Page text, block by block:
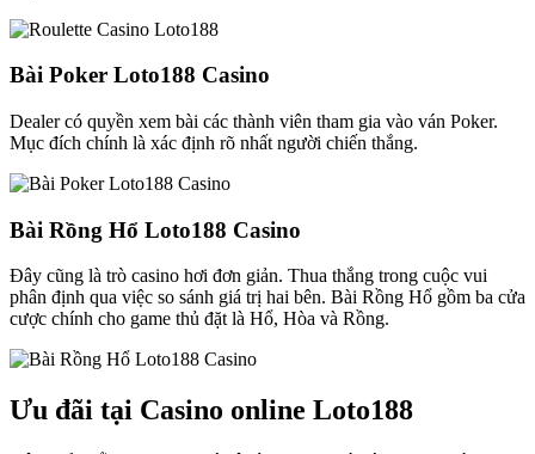
Bài Poker Loto188 Casino
Dealer có quyền xem bài các thành viên tham gia vào ván Poker.
Mục đích chính là xác định rõ nhất người chiến thắng.
Bài Rồng Hổ Loto188 Casino
Đây cũng là trò casino hơi đơn giản. Thua thắng trong cuộc vui
phân định qua việc so sánh giá trị hai bên. Bài Rồng Hổ gồm ba cửa
cược chính cho game thủ đặt là Hổ, Hòa và Rồng.
Ưu đãi tại Casino online Loto188